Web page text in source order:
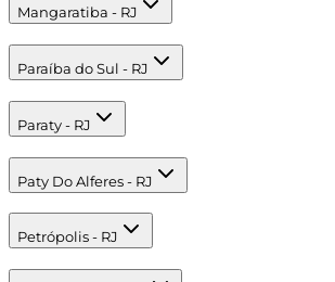
Mangaratiba - RJ
Paraíba do Sul - RJ
Paraty - RJ
Paty Do Alferes - RJ
Petrópolis - RJ